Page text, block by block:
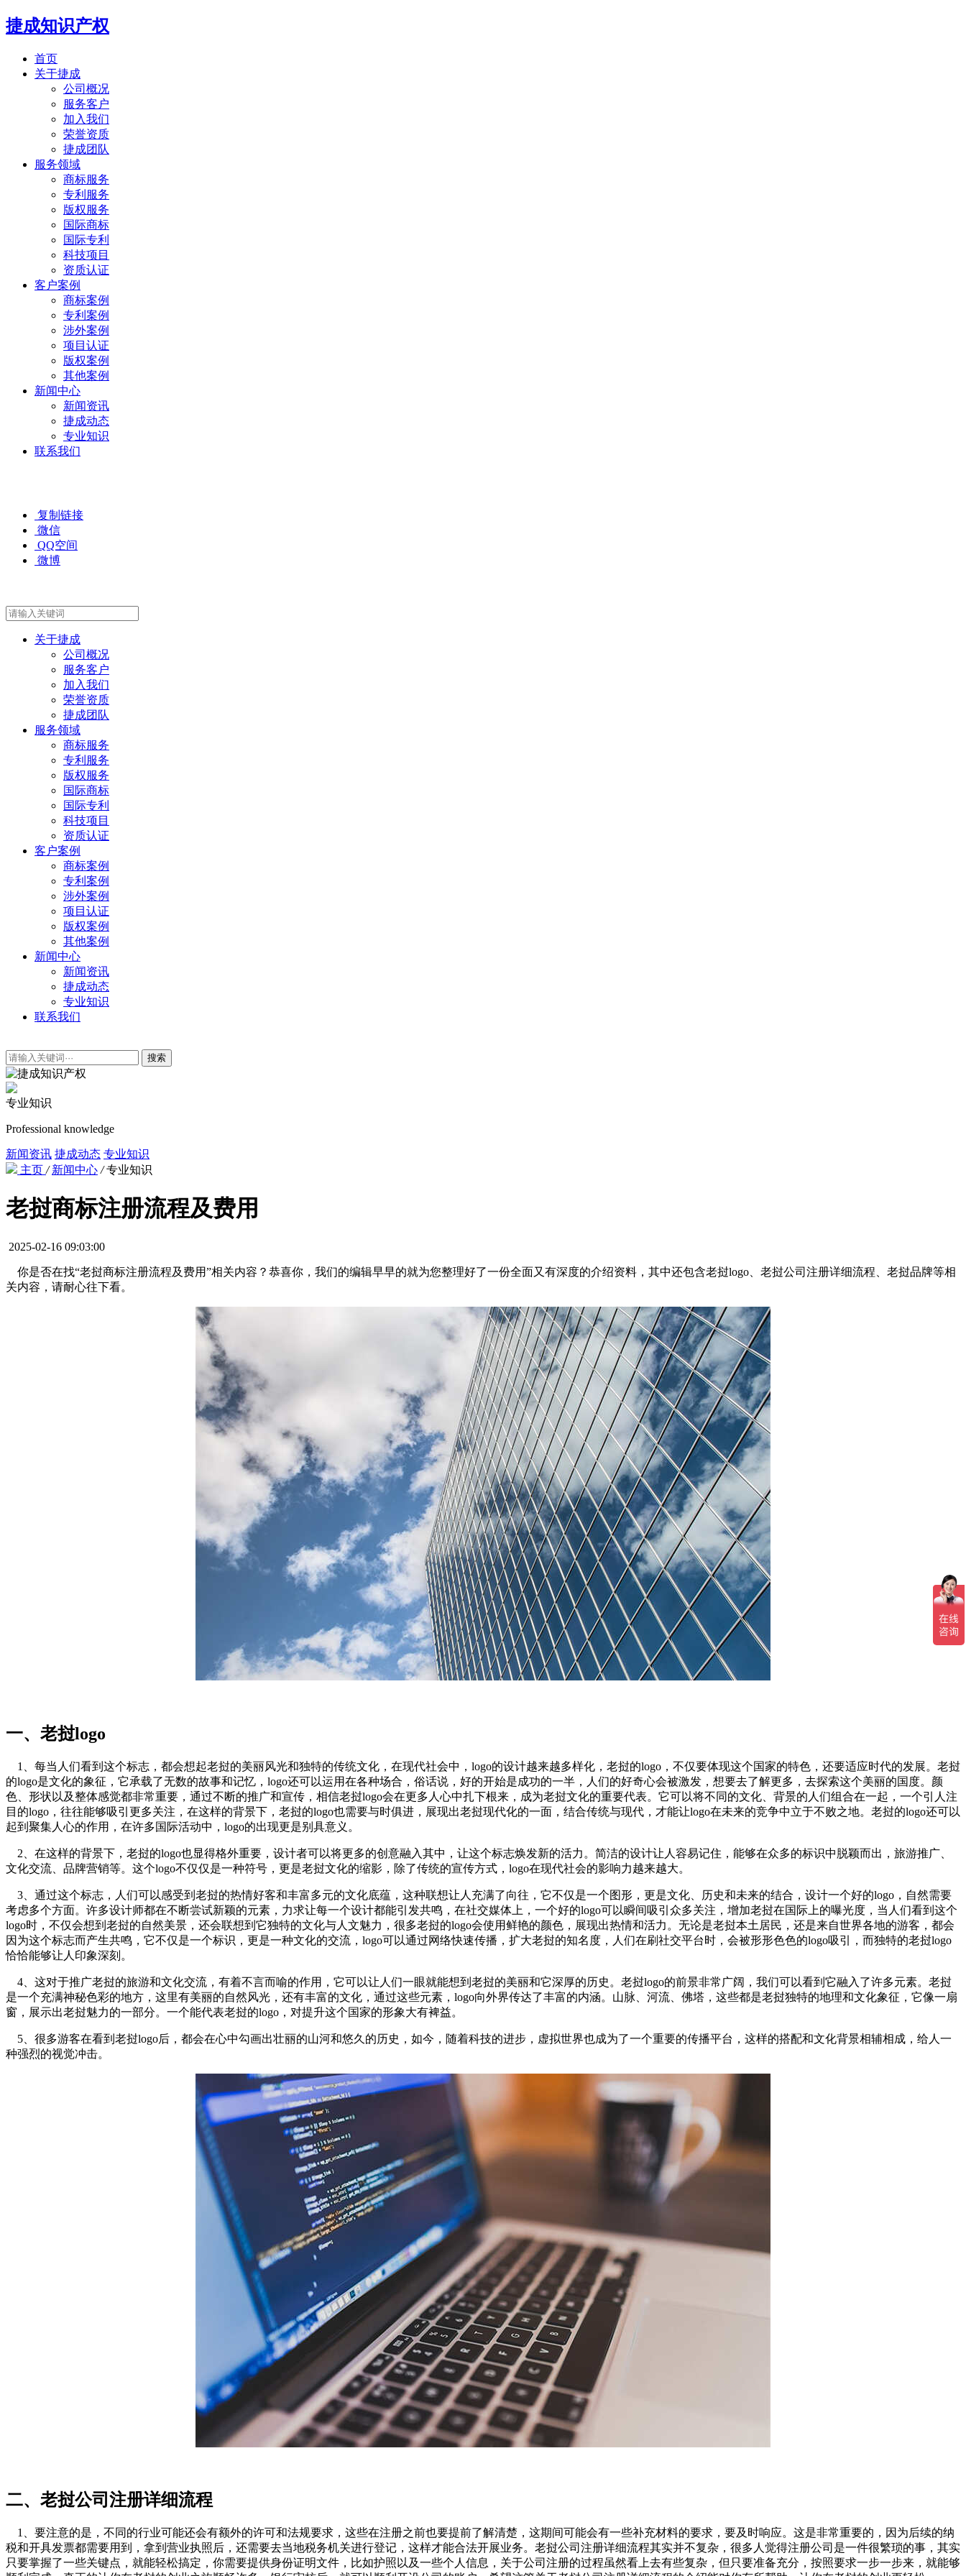
捷成知识产权
首页
关于捷成
公司概况
服务客户
加入我们
荣誉资质
捷成团队
服务领域
商标服务
专利服务
版权服务
国际商标
国际专利
科技项目
资质认证
客户案例
商标案例
专利案例
涉外案例
项目认证
版权案例
其他案例
新闻中心
新闻资讯
捷成动态
专业知识
联系我们
复制链接
微信
QQ空间
微博
关于捷成
公司概况
服务客户
加入我们
荣誉资质
捷成团队
服务领域
商标服务
专利服务
版权服务
国际商标
国际专利
科技项目
资质认证
客户案例
商标案例
专利案例
涉外案例
项目认证
版权案例
其他案例
新闻中心
新闻资讯
捷成动态
专业知识
联系我们
搜索
专业知识
Professional knowledge
新闻资讯 捷成动态 专业知识
主页 / 新闻中心 / 专业知识
老挝商标注册流程及费用
2025-02-16 09:03:00
你是否在找“老挝商标注册流程及费用”相关内容？恭喜你，我们的编辑早早的就为您整理好了一份全面又有深度的介绍资料，其中还包含老挝logo、老挝公司注册详细流程、老挝品牌等相
关内容，请耐心往下看。
一、老挝logo
1、每当人们看到这个标志，都会想起老挝的美丽风光和独特的传统文化，在现代社会中，logo的设计越来越多样化，老挝的logo，不仅要体现这个国家的特色，还要适应时代的发展。老挝
的logo是文化的象征，它承载了无数的故事和记忆，logo还可以运用在各种场合，俗话说，好的开始是成功的一半，人们的好奇心会被激发，想要去了解更多，去探索这个美丽的国度。颜
色、形状以及整体感觉都非常重要，通过不断的推广和宣传，相信老挝logo会在更多人心中扎下根来，成为老挝文化的重要代表。它可以将不同的文化、背景的人们组合在一起，一个引人注
目的logo，往往能够吸引更多关注，在这样的背景下，老挝的logo也需要与时俱进，展现出老挝现代化的一面，结合传统与现代，才能让logo在未来的竞争中立于不败之地。老挝的logo还可以
起到聚集人心的作用，在许多国际活动中，logo的出现更是别具意义。
2、在这样的背景下，老挝的logo也显得格外重要，设计者可以将更多的创意融入其中，让这个标志焕发新的活力。简洁的设计让人容易记住，能够在众多的标识中脱颖而出，旅游推广、
文化交流、品牌营销等。这个logo不仅仅是一种符号，更是老挝文化的缩影，除了传统的宣传方式，logo在现代社会的影响力越来越大。
3、通过这个标志，人们可以感受到老挝的热情好客和丰富多元的文化底蕴，这种联想让人充满了向往，它不仅是一个图形，更是文化、历史和未来的结合，设计一个好的logo，自然需要
考虑多个方面。许多设计师都在不断尝试新颖的元素，力求让每一个设计都能引发共鸣，在社交媒体上，一个好的logo可以瞬间吸引众多关注，增加老挝在国际上的曝光度，当人们看到这个
logo时，不仅会想到老挝的自然美景，还会联想到它独特的文化与人文魅力，很多老挝的logo会使用鲜艳的颜色，展现出热情和活力。无论是老挝本土居民，还是来自世界各地的游客，都会
因为这个标志而产生共鸣，它不仅是一个标识，更是一种文化的交流，logo可以通过网络快速传播，扩大老挝的知名度，人们在刷社交平台时，会被形形色色的logo吸引，而独特的老挝logo
恰恰能够让人印象深刻。
4、这对于推广老挝的旅游和文化交流，有着不言而喻的作用，它可以让人们一眼就能想到老挝的美丽和它深厚的历史。老挝logo的前景非常广阔，我们可以看到它融入了许多元素。老挝
是一个充满神秘色彩的地方，这里有美丽的自然风光，还有丰富的文化，通过这些元素，logo向外界传达了丰富的内涵。山脉、河流、佛塔，这些都是老挝独特的地理和文化象征，它像一扇
窗，展示出老挝魅力的一部分。一个能代表老挝的logo，对提升这个国家的形象大有裨益。
5、很多游客在看到老挝logo后，都会在心中勾画出壮丽的山河和悠久的历史，如今，随着科技的进步，虚拟世界也成为了一个重要的传播平台，这样的搭配和文化背景相辅相成，给人一
种强烈的视觉冲击。
二、老挝公司注册详细流程
1、要注意的是，不同的行业可能还会有额外的许可和法规要求，这些在注册之前也要提前了解清楚，这期间可能会有一些补充材料的要求，要及时响应。这是非常重要的，因为后续的纳
税和开具发票都需要用到，拿到营业执照后，还需要去当地税务机关进行登记，这样才能合法开展业务。老挝公司注册详细流程其实并不复杂，很多人觉得注册公司是一件很繁琐的事，其实
只要掌握了一些关键点，就能轻松搞定，你需要提供身份证明文件，比如护照以及一些个人信息，关于公司注册的过程虽然看上去有些复杂，但只要准备充分，按照要求一步一步来，就能够